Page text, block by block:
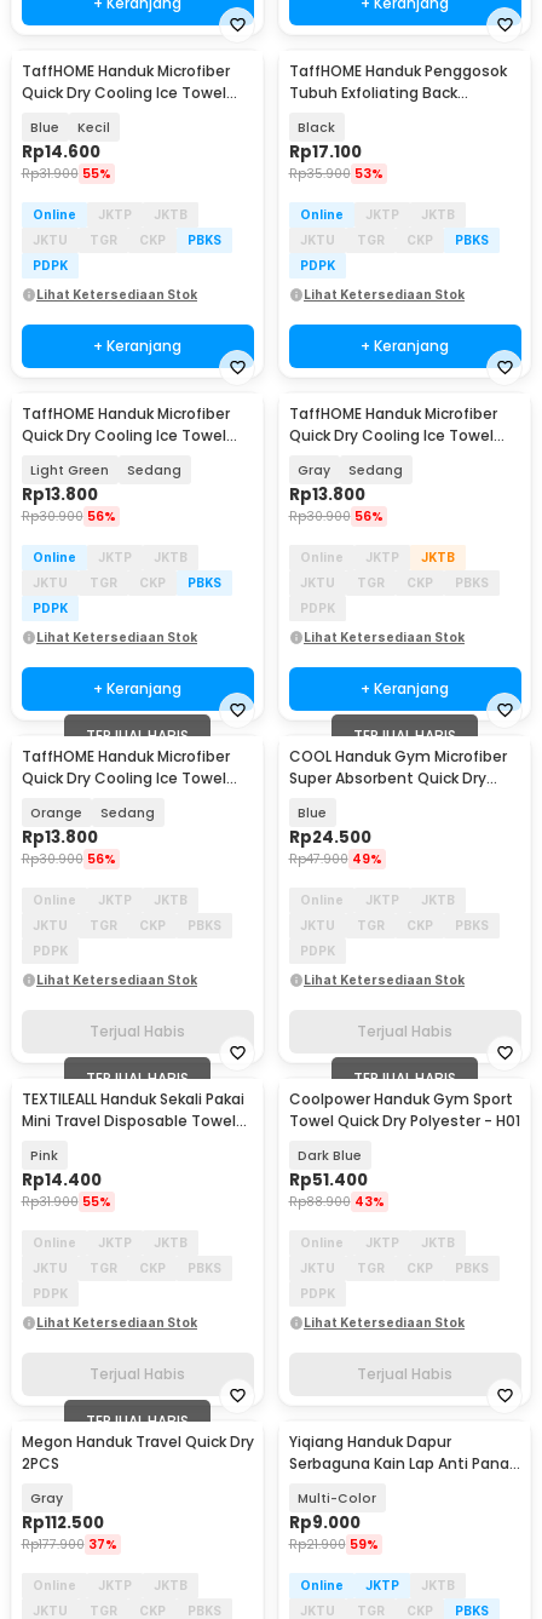
TaffHOME Handuk Microfiber
Quick Dry Cooling Ice Towel
Blue Kecil
Rp14.600
Rp31.900 55%
Online JKTP
JKTB
JKTU
TGR CKP
PBKS
PDPK
Lihat Ketersediaan Stok
+ Keranjang
TaffHOME Handuk Penggosok
Tubuh Exfoliating Back
Black
Rp17.100
Rp35.900 53%
Online JKTP
JKTB
JKTU
TGR CKP
PBKS
PDPK
Lihat Ketersediaan Stok
+ Keranjang
TaffHOME Handuk Microfiber
Quick Dry Cooling Ice Towel
Light Green Sedang
Rp13.800
Rp30.900 56%
Online JKTP
JKTB
JKTU
TGR CKP
PBKS
PDPK
Lihat Ketersediaan Stok
+ Keranjang
TaffHOME Handuk Microfiber
Quick Dry Cooling Ice Towel
Gray Sedang
Rp13.800
Rp30.900 56%
Online JKTP
JKTB
JKTU
TGR CKP
PBKS
PDPK
Lihat Ketersediaan Stok
+ Keranjang
TERJUAL HABIS
TaffHOME Handuk Microfiber
Quick Dry Cooling Ice Towel
Orange Sedang
Rp13.800
Rp30.900 56%
Online JKTP
JKTB
JKTU
TGR CKP
PBKS
PDPK
Lihat Ketersediaan Stok
Terjual Habis
TERJUAL HABIS
COOL Handuk Gym Microfiber
Super Absorbent Quick Dry
Blue
Rp24.500
Rp47.900 49%
Online JKTP
JKTB
JKTU
TGR CKP
PBKS
PDPK
Lihat Ketersediaan Stok
Terjual Habis
TERJUAL HABIS
TEXTILEALL Handuk Sekali Pakai
Mini Travel Disposable Towel
Pink
Rp14.400
Rp31.900 55%
Online JKTP
JKTB
JKTU
TGR CKP
PBKS
PDPK
Lihat Ketersediaan Stok
Terjual Habis
TERJUAL HABIS
Coolpower Handuk Gym Sport
Towel Quick Dry Polyester - H01
Dark Blue
Rp51.400
Rp88.900 43%
Online JKTP
JKTB
JKTU
TGR CKP
PBKS
PDPK
Lihat Ketersediaan Stok
Terjual Habis
TERJUAL HABIS
Megon Handuk Travel Quick Dry
2PCS
Gray
Rp112.500
Rp177.900 37%
Online JKTP
JKTB
JKTU
TGR CKP
PBKS
Yiqiang Handuk Dapur
Serbaguna Kain Lap Anti Panas
Multi-Color
Rp9.000
Rp21.900 59%
Online JKTP
JKTB
JKTU
TGR CKP
PBKS